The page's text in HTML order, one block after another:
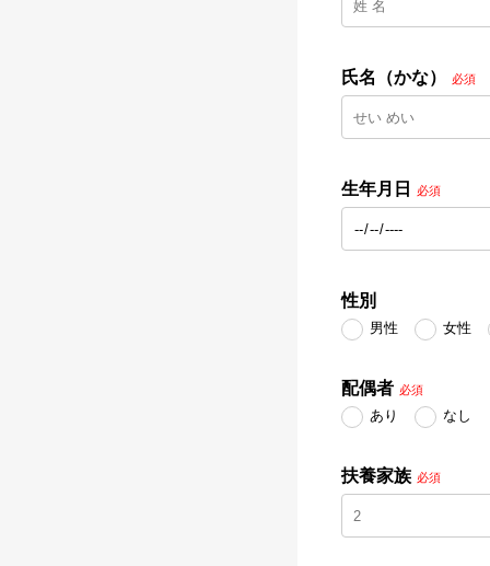
氏名（かな） 必須
生年月日 必須
性別
男性 女性
配偶者 必須
あり なし
扶養家族 必須